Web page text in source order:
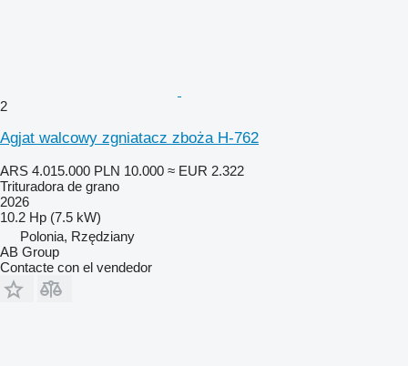
2
Agjat walcowy zgniatacz zboża H-762
ARS 4.015.000 PLN 10.000 ≈ EUR 2.322
Trituradora de grano
2026
10.2 Hp (7.5 kW)
Polonia, Rzędziany
AB Group
Contacte con el vendedor